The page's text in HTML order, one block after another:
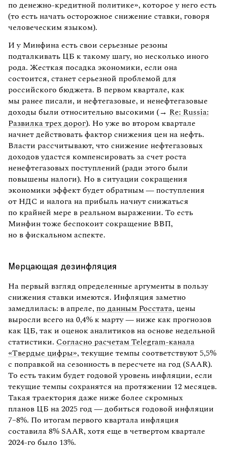
по денежно-кредитной политике», которое у него есть
(то есть начать осторожное снижение ставки, говоря
человеческим языком).
И у Минфина есть свои серьезные резоны
подталкивать ЦБ к такому шагу, но несколько иного
рода. Жесткая посадка экономики, если она
состоится, станет серьезной проблемой для
российского бюджета. В первом квартале, как
мы ранее писали, и нефтегазовые, и ненефтегазовые
доходы были относительно высокими (→ Re: Russia:
Развилка трех дорог). Но уже во втором квартале
начнет действовать фактор снижения цен на нефть.
Власти рассчитывают, что снижение нефтегазовых
доходов удастся компенсировать за счет роста
ненефтегазовых поступлений (ради этого были
повышены налоги). Но в ситуации сокращения
экономики эффект будет обратным — поступления
от НДС и налога на прибыль начнут снижаться
по крайней мере в реальном выражении. То есть
Минфин тоже беспокоит сокращение ВВП,
но в фискальном аспекте.
Мерцающая дезинфляция
На первый взгляд определенные аргументы в пользу
снижения ставки имеются. Инфляция заметно
замедлилась: в апреле, по данным Росстата, цены
выросли всего на 0,4% к марту — ниже как прогнозов
как ЦБ, так и оценок аналитиков на основе недельной
статистики. Согласно расчетам Telegram-канала
«Твердые цифры», текущие темпы соответствуют 5,5%
с поправкой на сезонность в пересчете на год (SAAR).
То есть таким будет годовой уровень инфляции, если
текущие темпы сохранятся на протяжении 12 месяцев.
Такая траектория даже ниже более скромных
планов ЦБ на 2025 год — добиться годовой инфляции
7–8%. По итогам первого квартала инфляция
составила 8% SAAR, хотя еще в четвертом квартале
2024-го было 13%.